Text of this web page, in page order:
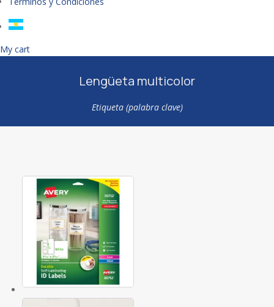
My cart
Lengüeta multicolor
Etiqueta (palabra clave)